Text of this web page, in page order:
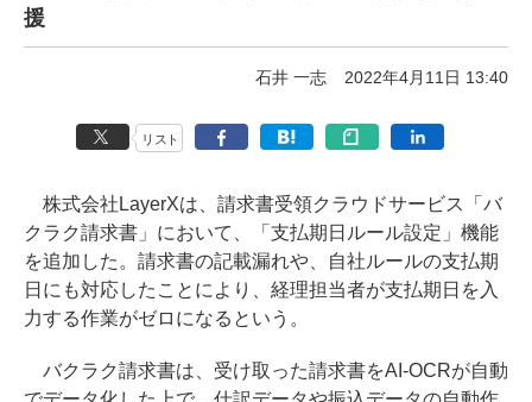
援
石井 一志 2022年4月11日 13:40
リスト
株式会社LayerXは、請求書受領クラウドサービス「バ
クラク請求書」において、「支払期日ルール設定」機能
を追加した。請求書の記載漏れや、自社ルールの支払期
日にも対応したことにより、経理担当者が支払期日を入
力する作業がゼロになるという。
バクラク請求書は、受け取った請求書をAI-OCRが自動